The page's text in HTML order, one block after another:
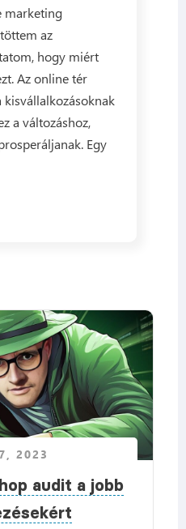
marketing
az
hogy miért
Az online tér
a változáshoz,
Egy
2023
audit a jobb